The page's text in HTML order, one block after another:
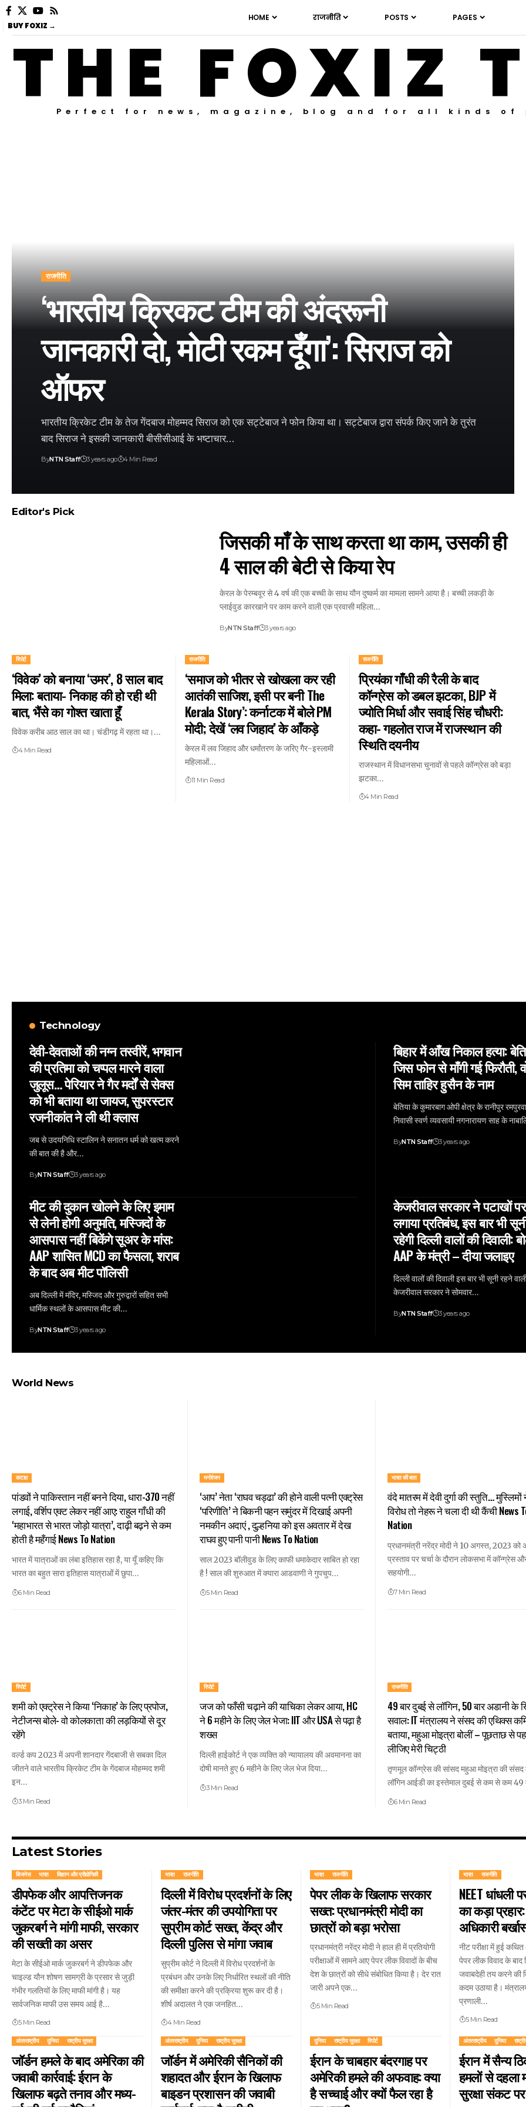
BUY FOXIZ →
HOME राजनीति POSTS PAGES
THE FOXIZ
Perfect for news, magazine, blog and for all kinds of
राजनीति
‘भारतीय क्रिकट टीम की अंदरूनी
जानकारी दो, मोटी रकम दूँगा’: सिराज को
ऑफर
भारतीय क्रिकेट टीम के तेज गेंदबाज मोहम्मद सिराज को एक सट्टेबाज ने फोन किया था। सट्टेबाज द्वारा संपर्क किए जाने के तुरंत
बाद सिराज ने इसकी जानकारी बीसीसीआई के भष्टाचार…
ByNTN Staff 3 years ago 4 Min Read
Editor's Pick
जिसकी माँ के साथ करता था काम, उसकी ही
4 साल की बेटी से किया रेप
केरल के पेरम्बवूर से 4 वर्ष की एक बच्ची के साथ यौन दुष्कर्म का मामला सामने आया है। बच्ची लकड़ी के
प्लाईवुड कारखाने पर काम करने वाली एक प्रवासी महिला…
ByNTN Staff 3 years ago
रिपोर्ट
‘विवेक’ को बनाया ‘उमर’, 8 साल बाद
मिला: बताया- निकाह की हो रही थी
बात, भैंसे का गोश्त खाता हूँ
विवेक करीब आठ साल का था। चंडीगढ़ में रहता था।…
4 Min Read
राजनीति
‘समाज को भीतर से खोखला कर रही
आतंकी साजिश, इसी पर बनी The
Kerala Story’: कर्नाटक में बोले PM
मोदी; देखें ‘लव जिहाद’ के आँकड़े
केरल में लव जिहाद और धर्मांतरण के जरिए गैर-इस्लामी
महिलाओं…
11 Min Read
राजनीति
प्रियंका गाँधी की रैली के बाद
कॉन्ग्रेस को डबल झटका, BJP में
ज्योति मिर्धा और सवाई सिंह चौधरी:
कहा- गहलोत राज में राजस्थान की
स्थिति दयनीय
राजस्थान में विधानसभा चुनावों से पहले कॉन्ग्रेस को बड़ा
झटका…
4 Min Read
Technology
देवी-देवताओं की नग्न तस्वीरें, भगवान
की प्रतिमा को चप्पल मारने वाला
जुलूस… पेरियार ने गैर मर्दों से सेक्स
को भी बताया था जायज, सुपरस्टार
रजनीकांत ने ली थी क्लास
जब से उदयनिधि स्टालिन ने सनातन धर्म को खत्म करने
की बात की है और…
ByNTN Staff 3 years ago
बिहार में आँख निकाल हत्या:
जिस फोन से माँगी गई फिरौती,
सिम ताहिर हुसैन के नाम
बेतिया के कुमारबाग ओपी क्षेत्र के रानीपुर रमपुरवा
निवासी स्वर्ण व्यवसायी नगनारायण साह के
ByNTN Staff 3 years ago
मीट की दुकान खोलने के लिए इमाम
से लेनी होगी अनुमति, मस्जिदों के
आसपास नहीं बिकेंगे सूअर के मांस:
AAP शासित MCD का फैसला, शराब
के बाद अब मीट पॉलिसी
अब दिल्ली में मंदिर, मस्जिद और गुरुद्वारों सहित सभी
धार्मिक स्थलों के आसपास मीट की…
ByNTN Staff 3 years ago
केजरीवाल सरकार ने पटाखों पर
लगाया प्रतिबंध, इस बार भी
रहेगी दिल्ली वालों की दिवाली:
AAP के मंत्री – दीया जलाइए
दिल्ली वालों की दिवाली इस बार भी सूनी रहने
केजरीवाल सरकार ने सोमवार…
ByNTN Staff 3 years ago
World News
कटाक्ष
पांडवों ने पाकिस्तान नहीं बनने दिया, धारा-370 नहीं
लगाई, वर्शिप एक्ट लेकर नहीं आए: राहुल गाँधी की
‘महाभारत से भारत जोड़ो यात्रा’, दाढ़ी बढ़ने से कम
होती है महँगाई News To Nation
भारत में यात्राओं का लंबा इतिहास रहा है, या यूँ कहिए कि
भारत का बहुत सारा इतिहास यात्राओं में छुपा…
6 Min Read
मनोरंजन
‘आप’ नेता ‘राघव चड्ढा’ की होने वाली पत्नी एक्ट्रेस
‘परिणीति’ ने बिकनी पहन समुंदर में दिखाई अपनी
नमकीन अदाएं , दुल्हनिया को इस अवतार में देख
राघव हुए पानी पानी News To Nation
साल 2023 बॉलीवुड के लिए काफी धमाकेदार साबित हो रहा
है ! साल की शुरुआत में क्यारा आडवाणी ने गुपचुप…
5 Min Read
भारत की बात
वंदे मातरम में देवी दुर्गा की स्तुति… मुस्लिमों
विरोध तो नेहरू ने चला दी थी कैंची News
Nation
प्रधानमंत्री नरेंद्र मोदी ने 10 अगस्त, 2023 को
प्रस्ताव पर चर्चा के दौरान लोकसभा में कॉन्ग्रेस
सहयोगी…
7 Min Read
रिपोर्ट
शमी को एक्ट्रेस ने किया ‘निकाह’ के लिए प्रपोज,
नेटीजन्स बोले- वो कोलकाता की लड़कियों से दूर
रहेंगे
वर्ल्ड कप 2023 में अपनी शानदार गेंदबाजी से सबका दिल
जीतने वाले भारतीय क्रिकेट टीम के गेंदबाज मोहम्मद शमी
इन…
3 Min Read
रिपोर्ट
जज को फाँसी चढ़ाने की याचिका लेकर आया, HC
ने 6 महीने के लिए जेल भेजा: IIT और USA से पढ़ा है
शख्स
दिल्ली हाईकोर्ट ने एक व्यक्ति को न्यायालय की अवमानना का
दोषी मानते हुए 6 महीने के लिए जेल भेज दिया…
3 Min Read
राजनीति
49 बार दुबई से लॉगिन, 50 बार अडानी के
सवाल: IT मंत्रालय ने संसद की एथिक्स
बताया, महुआ मोइत्रा बोलीं – पूछताछ से
लीजिए मेरी चिट्ठी
तृणमूल कॉन्ग्रेस की सांसद महुआ मोइत्रा की संसद
लॉगिन आईडी का इस्तेमाल दुबई से कम से कम 49
6 Min Read
Latest Stories
बिजनेस भारत विज्ञान और प्रौद्योगिकी
डीपफेक और आपत्तिजनक
कंटेंट पर मेटा के सीईओ मार्क
जुकरबर्ग ने मांगी माफी, सरकार
की सख्ती का असर
मेटा के सीईओ मार्क जुकरबर्ग ने डीपफेक और
चाइल्ड यौन शोषण सामग्री के प्रसार से जुड़ी
गंभीर गलतियों के लिए माफी मांगी है। यह
सार्वजनिक माफी उस समय आई है…
5 Min Read
भारत राजनीति
दिल्ली में विरोध प्रदर्शनों के लिए
जंतर-मंतर की उपयोगिता पर
सुप्रीम कोर्ट सख्त, केंद्र और
दिल्ली पुलिस से मांगा जवाब
सुप्रीम कोर्ट ने दिल्ली में विरोध प्रदर्शनों के
प्रबंधन और उनके लिए निर्धारित स्थलों की नीति
की समीक्षा करने की प्रक्रिया शुरू कर दी है।
शीर्ष अदालत ने एक जनहित…
4 Min Read
भारत राजनीति
पेपर लीक के खिलाफ सरकार
सख्त: प्रधानमंत्री मोदी का
छात्रों को बड़ा भरोसा
प्रधानमंत्री नरेंद्र मोदी ने हाल ही में प्रतियोगी
परीक्षाओं में सामने आए पेपर लीक विवादों के बीच
देश के छात्रों को सीधे संबोधित किया है। देर रात
जारी अपने एक…
5 Min Read
भारत राजनीति
NEET धांधली
का कड़ा
अधिकारी
नीट परीक्षा में हुई
पेपर लीक विवाद के बाद
जवाबदेही तय करने की
कदम उठाया है।
प्रणाली…
5 Min Read
अंतरराष्ट्रीय दुनिया राष्ट्रीय सुरक्षा
जॉर्डन हमले के बाद अमेरिका की
जवाबी कार्रवाई: ईरान के
खिलाफ बढ़ते तनाव और मध्य-
अंतरराष्ट्रीय दुनिया राष्ट्रीय सुरक्षा
जॉर्डन में अमेरिकी सैनिकों की
शहादत और ईरान के खिलाफ
बाइडन प्रशासन की जवाबी
दुनिया राष्ट्रीय सुरक्षा रिपोर्ट
ईरान के चाबहार बंदरगाह पर
अमेरिकी हमले की अफवाह: क्या
है सच्चाई और क्यों फैल रहा है
अंतरराष्ट्रीय दुनिया
ईरान में सैन्य
हमलों से दहला
सुरक्षा संकट